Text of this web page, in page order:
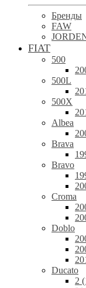
Бренды
FAW
FIAT
500
500L
500X
Albea
Brava
Bravo
Croma
Doblo
Ducato
2